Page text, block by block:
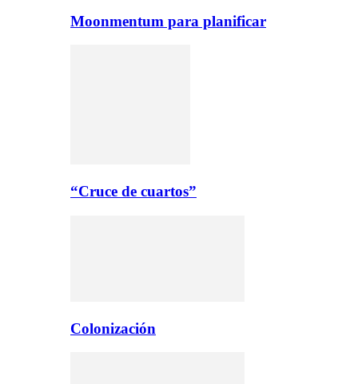
Moonmentum para planificar
“Cruce de cuartos”
Colonización